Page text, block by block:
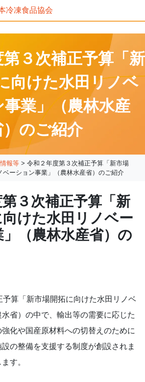
３次補正予算「新
向けた水田リノベ
業」（農林水産
）のご紹介
報等 > 令和２年度第３次補正予算「新市場
ベーション事業」（農林水産省）のご紹介
３次補正予算「新
けた水田リノベー
（農林水産省）の
算「新市場開拓に向けた水田リノベ
省）の中で、輸出等の需要に応じた
化や国産原材料への切替えのために
の整備を支援する制度が創設されま
す。